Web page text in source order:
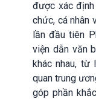
được xác
chức, cá nhân
lần đầu tiên
viện dẫn văn
khác nhau, từ
quan trung
góp phần